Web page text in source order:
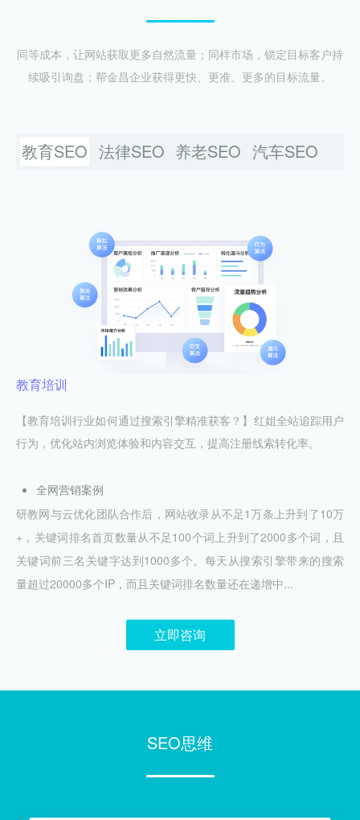
同等成本，让网站获取更多自然流量；同样市场，锁定目标客户持
续吸引询盘；帮金昌企业获得更快、更准、更多的目标流量。
教育SEO 法律SEO 养老SEO 汽车SEO
教育培训
【教育培训行业如何通过搜索引擎精准获客？】红姐全站追踪用户
行为，优化站内浏览体验和内容交互，提高注册线索转化率。
全网营销案例
研教网与云优化团队合作后，网站收录从不足1万条上升到了10万
+，关键词排名首页数量从不足100个词上升到了2000多个词，且
关键词前三名关键字达到1000多个。每天从搜索引擎带来的搜索
量超过20000多个IP，而且关键词排名数量还在递增中...
立即咨询
SEO思维